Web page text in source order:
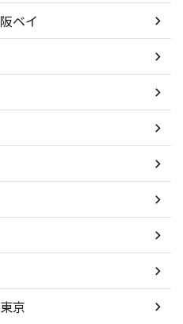
ベイ
京